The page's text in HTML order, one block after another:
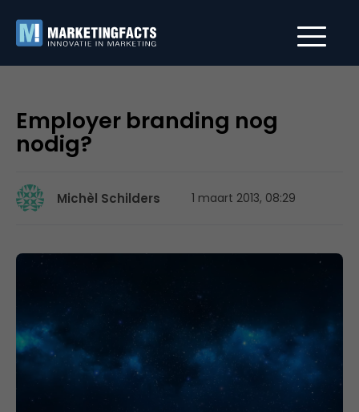
Employer branding nog
nodig?
Michèl Schilders 1 maart 2013, 08:29